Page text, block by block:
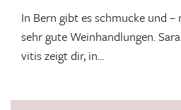
In Bern gibt es schmucke und
sehr gute Weinhandlungen.
vitis zeigt dir, in...